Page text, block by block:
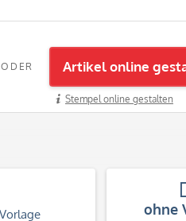
ODER Artikel online
Stempel online gestalten
ohne